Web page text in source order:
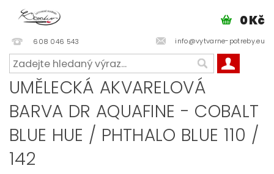
608 046 543 info@vytvarne-potreby.eu
0 Kč
UMĚLECKÁ AKVARELOVÁ
BARVA DR AQUAFINE - COBALT
BLUE HUE / PHTHALO BLUE 110 /
142